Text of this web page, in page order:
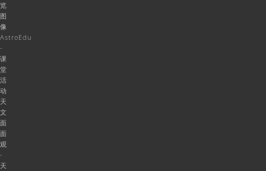
览
图
像
AstroEdu
-
课
堂
活
动
天
文
面
面
观
-
天